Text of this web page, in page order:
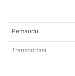
Pemandu
Transportasi